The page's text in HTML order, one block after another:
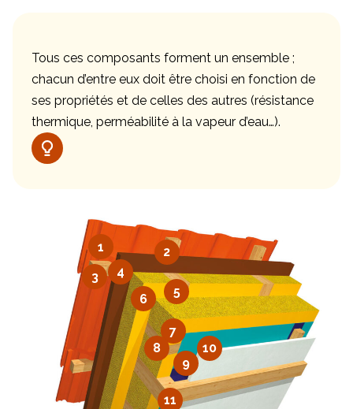
Tous ces composants forment un ensemble ;
chacun d’entre eux doit être choisi en fonction de
ses propriétés et de celles des autres (résistance
thermique, perméabilité à la vapeur d’eau…).
1
2
3
4
5
6
7
8
9
10
11